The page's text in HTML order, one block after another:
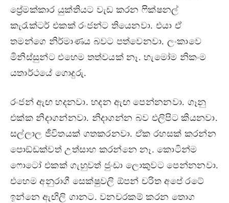
ප්‍රේමක්කාර යුක්තියට වැඩ කරන ෆික්ෂනල්
කැරැක්ටර් එකක් රංජන්ට තියෙනවා. එයා ඒ
තමන්ගෙ නිර්මාණය බවට පත්වෙනවා. ලංකාවෙ
මිනිස්සුන්ට එහෙම තත්වයක් නෑ. හැමෝම නිකංම
යතාර්ථයේ ගොදුරු.
රංජන් ඇඟ හදනවා. හදන ඇඟ පෙන්නනවා. ගෑනු
එක්ක නිදාගන්නවා. නිදාගන්න බව එලිපිට කියනවා.
සල්ලාල ජීවිතයක් ගතකරනවා. ඒක රහසක් කරන්න
පොඞ්ඩක්වත් උත්සාහ කරන්නෙ නෑ. කොටින්ම
ෆොටෝ එකක් ගැහුවත් ජුංඩා ලොකුවට පෙන්නනවා.
එහෙම අනුරාගී සෙක්ෂුවලි ඕපන් චරිත අපේ රටේ
ඉන්නෙ ඇඟිලි ගානට. වනචරකම් කරන තොග